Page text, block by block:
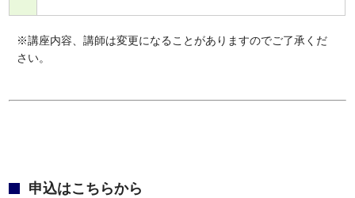
※講座内容、講師は変更になることがありますのでご了承くだ
さい。
申込はこちらから